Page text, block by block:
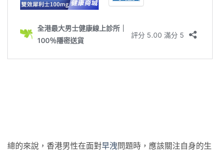
總的來說，香港男性在面對早洩問題時，應該關注自身的生